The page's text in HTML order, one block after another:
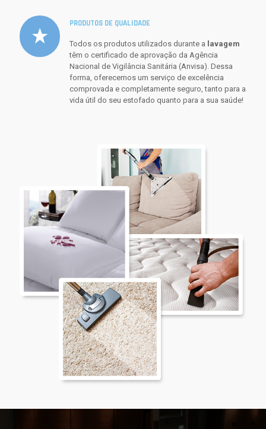
PRODUTOS DE QUALIDADE
Todos os produtos utilizados durante a lavagem
têm o certificado de aprovação da Agência
Nacional de Vigilância Sanitária (Anvisa). Dessa
forma, oferecemos um serviço de excelência
comprovada e completamente seguro, tanto para a
vida útil do seu estofado quanto para a sua saúde!